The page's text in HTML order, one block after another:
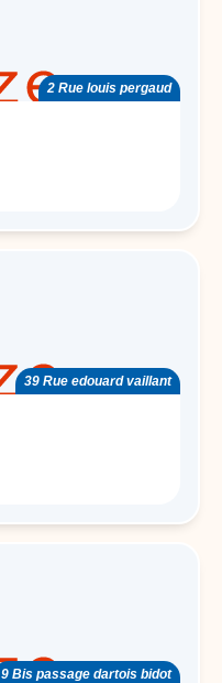
2 Rue louis pergaud
39 Rue edouard vaillant
9 Bis passage dartois bidot